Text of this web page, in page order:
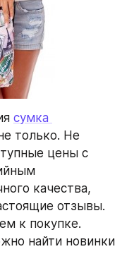
сумка
только. Не
цены с
качества,
отзывы.
к покупке.
найти новинки